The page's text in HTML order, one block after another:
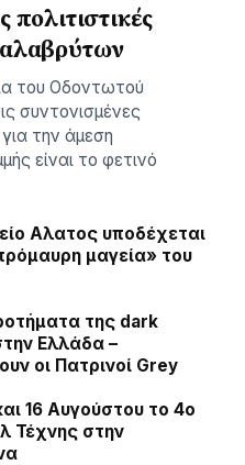
πολιτιστικές
του Οδοντωτού
συντονισμένες
την άμεση
είναι το φετινό
Αλατος υποδέχεται
μαγεία» του
της dark
Ελλάδα –
οι Πατρινοί Grey
16 Αυγούστου το 4ο
Τέχνης στην